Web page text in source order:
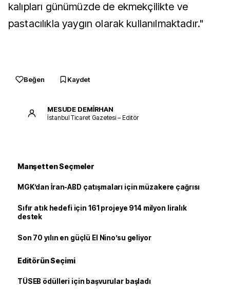
kalıpları günümüzde de ekmekçilikte ve
pastacılıkla yaygın olarak kullanılmaktadır."
Beğen Kaydet
MESUDE DEMİRHAN
İstanbul Ticaret Gazetesi – Editör
Manşetten Seçmeler
MGK’dan İran-ABD çatışmaları için müzakere çağrısı
Sıfır atık hedefi için 161 projeye 914 milyon liralık
destek
Son 70 yılın en güçlü El Nino’su geliyor
Editörün Seçimi
TÜSEB ödülleri için başvurular başladı